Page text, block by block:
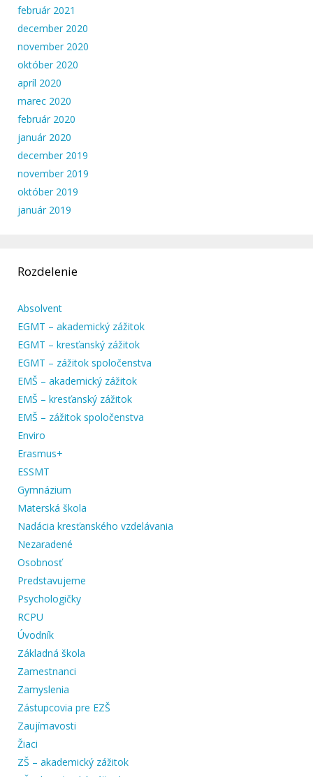
február 2021
december 2020
november 2020
október 2020
apríl 2020
marec 2020
február 2020
január 2020
december 2019
november 2019
október 2019
január 2019
Rozdelenie
Absolvent
EGMT – akademický zážitok
EGMT – kresťanský zážitok
EGMT – zážitok spoločenstva
EMŠ – akademický zážitok
EMŠ – kresťanský zážitok
EMŠ – zážitok spoločenstva
Enviro
Erasmus+
ESSMT
Gymnázium
Materská škola
Nadácia kresťanského vzdelávania
Nezaradené
Osobnosť
Predstavujeme
Psychologičky
RCPU
Úvodník
Základná škola
Zamestnanci
Zamyslenia
Zástupcovia pre EZŠ
Zaujímavosti
Žiaci
ZŠ – akademický zážitok